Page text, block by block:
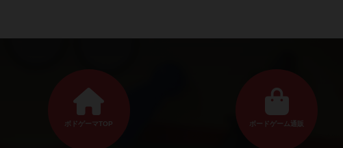
ボドゲーマTOP ボードゲーム通販